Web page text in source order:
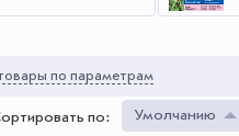
по параметрам
по: Умолчанию